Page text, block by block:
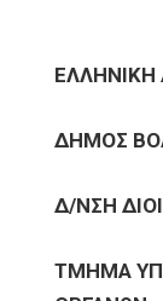
ΔΗΜΟΣ
Δ/ΝΣΗ
ΤΜΗΜΑ